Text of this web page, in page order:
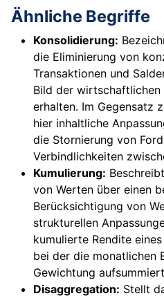
Ähnliche Begriffe
Konsolidierung:
die Eliminierung von
Transaktionen und
Bild der wirtschaftlichen
erhalten. Im Gegensatz
hier inhaltliche
die Stornierung von
Verbindlichkeiten
Kumulierung:
von Werten über einen
Berücksichtigung von
strukturellen
kumulierte Rendite
bei der die monatlichen
Gewichtung
Disaggregation: Stellt